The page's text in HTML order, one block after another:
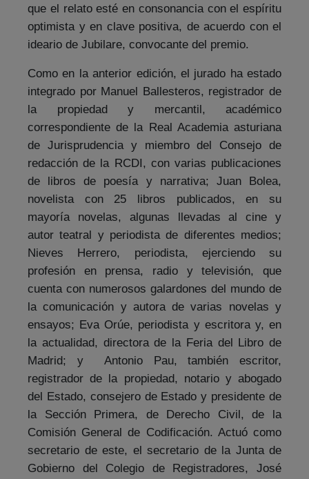
que el relato esté en consonancia con el espíritu
optimista y en clave positiva, de acuerdo con el
ideario de Jubilare, convocante del premio.
Como en la anterior edición, el jurado ha estado
integrado por Manuel Ballesteros, registrador de
la propiedad y mercantil, académico
correspondiente de la Real Academia asturiana
de Jurisprudencia y miembro del Consejo de
redacción de la RCDI, con varias publicaciones
de libros de poesía y narrativa; Juan Bolea,
novelista con 25 libros publicados, en su
mayoría novelas, algunas llevadas al cine y
autor teatral y periodista de diferentes medios;
Nieves Herrero, periodista, ejerciendo su
profesión en prensa, radio y televisión, que
cuenta con numerosos galardones del mundo de
la comunicación y autora de varias novelas y
ensayos; Eva Orúe, periodista y escritora y, en
la actualidad, directora de la Feria del Libro de
Madrid; y Antonio Pau, también escritor,
registrador de la propiedad, notario y abogado
del Estado, consejero de Estado y presidente de
la Sección Primera, de Derecho Civil, de la
Comisión General de Codificación. Actuó como
secretario de este, el secretario de la Junta de
Gobierno del Colegio de Registradores, José